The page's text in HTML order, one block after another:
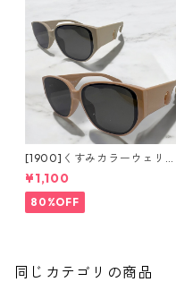
[1900]くすみカラーウェリン
トンサングラス（2colors）**
SinSin*
¥1,100
80%OFF
同じカテゴリの商品